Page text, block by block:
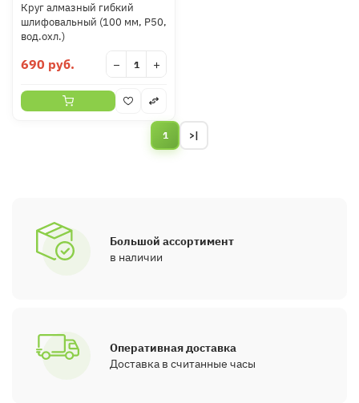
Круг алмазный гибкий
шлифовальный (100 мм, P50,
вод.охл.)
690 руб. − +
1 >|
Большой ассортимент
в наличии
Оперативная доставка
Доставка в считанные часы